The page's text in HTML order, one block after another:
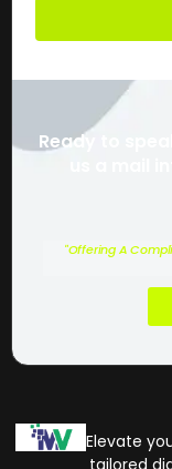
Ready to
"Offering A
Elevate
tailored